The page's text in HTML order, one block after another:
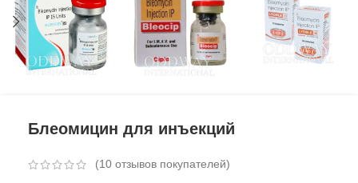
Блеомицин для инъекций
(10 отзывов покупателей)